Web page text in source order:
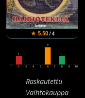
★ 5.50/4
1
1
2 3 4 5
2
6 7
1
8 9 10
Raskautettu
Vaihtokauppa